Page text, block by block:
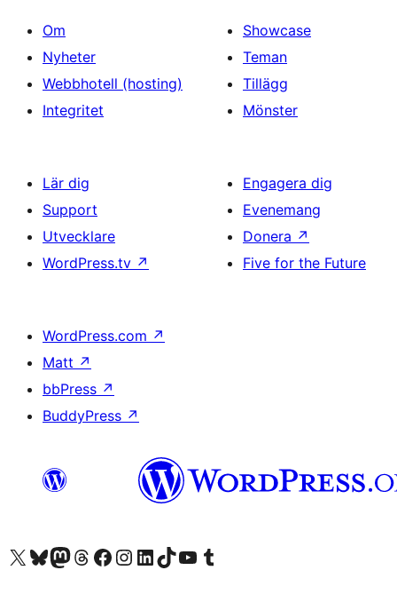
Om
Nyheter
Webbhotell (hosting)
Integritet
Showcase
Teman
Tillägg
Mönster
Lär dig
Support
Utvecklare
WordPress.tv ↗
Engagera dig
Evenemang
Donera ↗
Five for the Future
WordPress.com ↗
Matt ↗
bbPress ↗
BuddyPress ↗
Besök vår X-konto (f.d. Twitter)
Besök vårt Bluesky-konto
Besök vårt Mastodon-konto
Besök vårt Thread-konto
Besök vår Facebook-sidaBesök vårt Instagram-konto
Besök vårt LinkedIn-konto
Besök vårt TikTok-konto
Besök vår YouTube-kanalBesök vårt Tumblr-konto